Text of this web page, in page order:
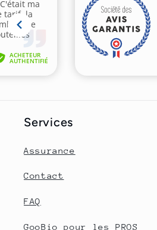
Services
Assurance
Contact
FAQ
GooBio pour les PROS